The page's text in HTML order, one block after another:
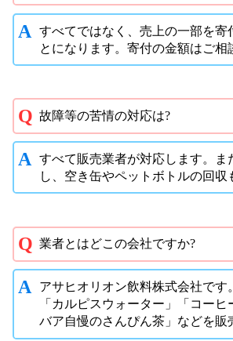
すべてではなく、売上の一部を寄
とになります。寄付の金額はご相
故障等の苦情の対応は?
すべて販売業者が対応します。ま
し、空き缶やペットボトルの回収
業者とはどこの会社ですか?
アサヒオリオン飲料株式会社です。
「カルピスウォーター」「コー
バア自慢のさんぴん茶」などを販